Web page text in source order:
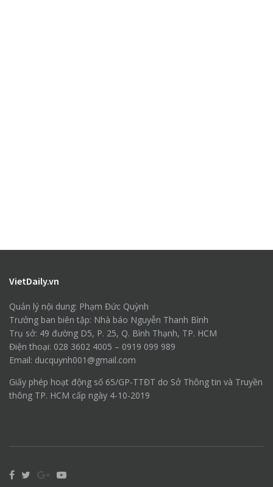
VietDaily.vn
Quản lý nội dung: Phạm Đức Quỳnh
Trưởng ban biên tập: Nhà báo Nguyễn Thanh Bình
Trụ sở: 49 đường D5, P. 25, Q. Bình Thạnh, TP. HCM
Điện thoại: 028 3602 4005 – 0919 099 989
Email: ducquynh001@gmail.com
Giấy phép hoạt động số 65/GP-TTĐT do Sở Thông tin và Truyền
thông TP. HCM cấp ngày 4-10-2019